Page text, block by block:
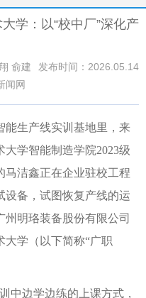
学：以“校中厂”深化产
俞建
发布时间：2026.05.14
闻网
能生产线实训基地里，来
大学智能制造学院2023级
马洁鑫正在企业驻校工程
设备，试图恢复产线的运
州明珞装备股份有限公司
大学（以下简称“广职
中边学边练的上课方式，